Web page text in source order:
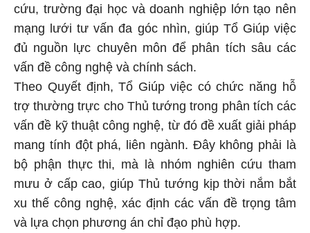
cứu, trường đại học và doanh nghiệp lớn tạo nên
mạng lưới tư vấn đa góc nhìn, giúp Tổ Giúp việc
đủ nguồn lực chuyên môn để phân tích sâu các
vấn đề công nghệ và chính sách.
Theo Quyết định, Tổ Giúp việc có chức năng hỗ
trợ thường trực cho Thủ tướng trong phân tích các
vấn đề kỹ thuật công nghệ, từ đó đề xuất giải pháp
mang tính đột phá, liên ngành. Đây không phải là
bộ phận thực thi, mà là nhóm nghiên cứu tham
mưu ở cấp cao, giúp Thủ tướng kịp thời nắm bắt
xu thế công nghệ, xác định các vấn đề trọng tâm
và lựa chọn phương án chỉ đạo phù hợp.